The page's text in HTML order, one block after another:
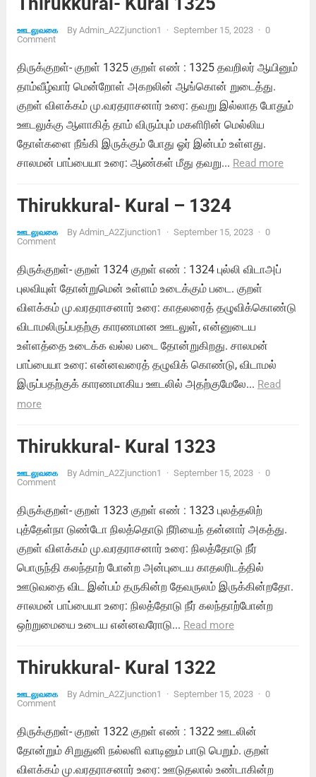
ஊடலுவகை By Admin_A2Zjunction1 · September 15, 2023 · 0
Comment
திருக்குறள்- குறள் 1325 குறள் எண் : 1325 தவறிலர் ஆயினும்
தாம்வீழ்வார் மென்றோள் அகறலின் ஆங்கொன் றுடைத்து.
குறள் விளக்கம் மு.வரதராசனார் உரை: தவறு இல்லாத போதும்
ஊடலுக்கு ஆளாகித் தாம் விரும்பும் மகளிரின் மெல்லிய
தோள்களை நீங்கி இருக்கும் போது ஓர் இன்பம் உள்ளது.
சாலமன் பாப்பையா உரை: ஆண்கள் மீது தவறு... Read more
Thirukkural- Kural – 1324
ஊடலுவகை By Admin_A2Zjunction1 · September 15, 2023 · 0
Comment
திருக்குறள்- குறள் 1324 குறள் எண் : 1324 புல்லி விடாஅப்
புலவியுள் தோன்றுமென் உள்ளம் உடைக்கும் படை. குறள்
விளக்கம் மு.வரதராசனார் உரை: காதலரைத் தழுவிக்கொண்டு
விடாமலிருப்பதற்கு காரணமான ஊடலுள், என்னுடைய
உள்ளத்தை உடைக்க வல்ல படை தோன்றுகிறது. சாலமன்
பாப்பையா உரை: என்னவரைத் தழுவிக் கொண்டு, விடாமல்
இருப்பதற்குக் காரணமாகிய ஊடலில் அதற்குமேலே... Read
more
Thirukkural- Kural 1323
ஊடலுவகை By Admin_A2Zjunction1 · September 15, 2023 · 0
Comment
திருக்குறள்- குறள் 1323 குறள் எண் : 1323 புலத்தலிற்
புத்தேள்நா டுண்டோ நிலத்தொடு நீரியைந் தன்னார் அகத்து.
குறள் விளக்கம் மு.வரதராசனார் உரை: நிலத்தோடு நீர்
பொருந்தி கலந்தாற் போன்ற அன்புடைய காதலரிடத்தில்
ஊடுவதை விட இன்பம் தருகின்ற தேவருலம் இருக்கின்றதோ.
சாலமன் பாப்பையா உரை: நிலத்தோடு நீர் கலந்தாற்போன்ற
ஒற்றுமையை உடைய என்னவரோடு... Read more
Thirukkural- Kural 1322
ஊடலுவகை By Admin_A2Zjunction1 · September 15, 2023 · 0
Comment
திருக்குறள்- குறள் 1322 குறள் எண் : 1322 ஊடலின்
தோன்றும் சிறுதுனி நல்லளி வாடினும் பாடு பெறும். குறள்
விளக்கம் மு.வரதராசனார் உரை: ஊடுதலால் உண்டாகின்ற